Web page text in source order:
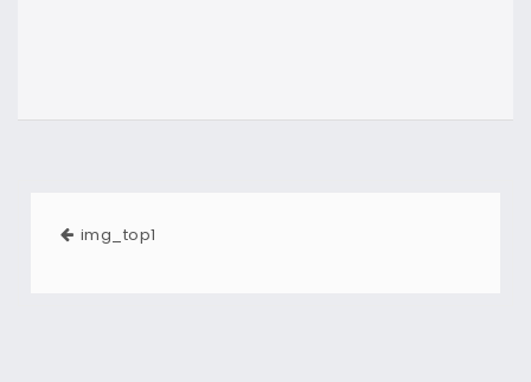
img_top1